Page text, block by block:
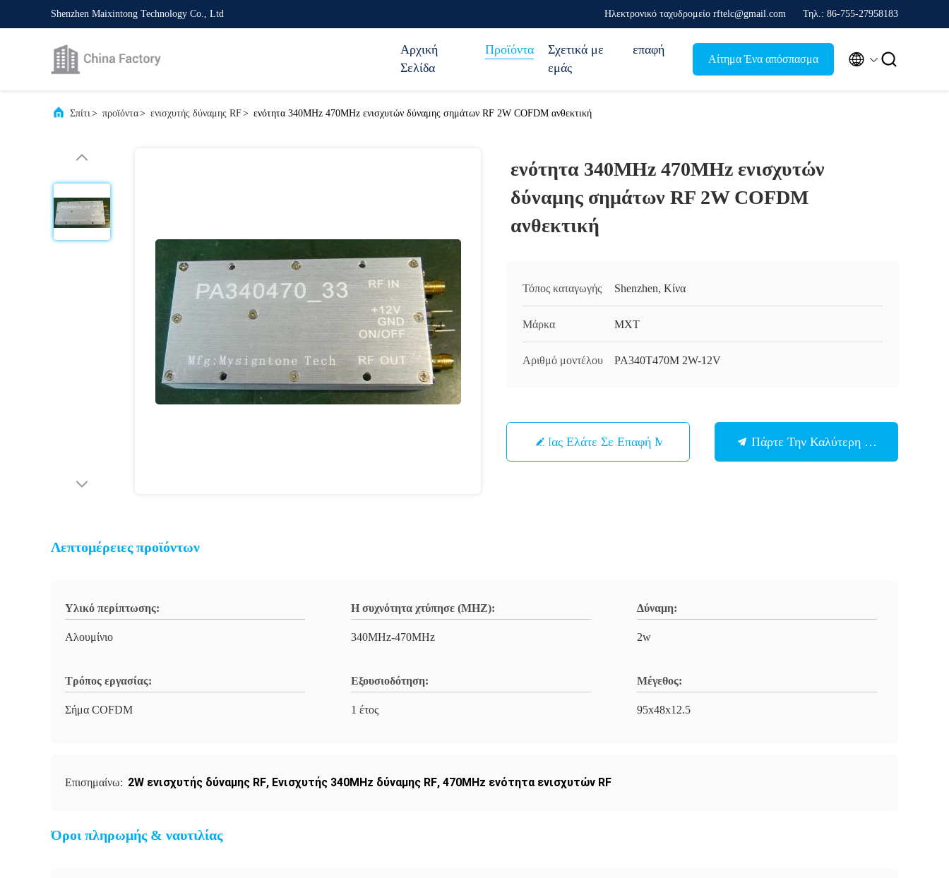
Shenzhen Maixintong Technology Co., Ltd Ηλεκτρονικό ταχυδρομείο rftelc@gmail.com Τηλ.: 86-755-27958183
Αρχική
Σελίδα
Προϊόντα
Σχετικά με
εμάς
επαφή
Αίτημα Ένα απόσπασμα  
Σπίτι> προϊόντα> ενισχυτής δύναμης RF> ενότητα 340MHz 470MHz ενισχυτών δύναμης σημάτων RF 2W COFDM ανθεκτική
ενότητα 340MHz 470MHz ενισχυτών
δύναμης σημάτων RF 2W COFDM
ανθεκτική
Τόπος καταγωγής Shenzhen, Κίνα
Μάρκα MXT
Αριθμό μοντέλου PA340T470M 2W-12V
Μας Ελάτε Σε Επαφή Με Πάρτε Την Καλύτερη Τιμή
Λεπτομέρειες προϊόντων
Υλικό περίπτωσης:
Αλουμίνιο
Η συχνότητα χτύπησε (MHZ):
340MHz-470MHz
Δύναμη:
2w
Τρόπος εργασίας:
Σήμα COFDM
Εξουσιοδότηση:
1 έτος
Μέγεθος:
95x48x12.5
Επισημαίνω: 2W ενισχυτής δύναμης RF, Ενισχυτής 340MHz δύναμης RF, 470MHz ενότητα ενισχυτών RF
Όροι πληρωμής & ναυτιλίας